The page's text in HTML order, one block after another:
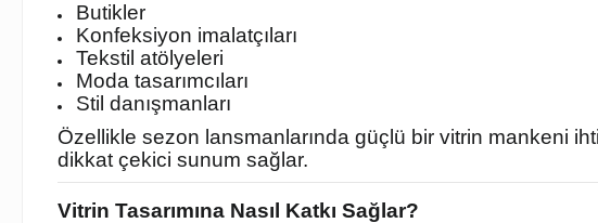
Butikler
Konfeksiyon imalatçıları
Tekstil atölyeleri
Moda tasarımcıları
Stil danışmanları
Özellikle sezon lansmanlarında güçlü bir vitrin mankeni
dikkat çekici sunum sağlar.
Vitrin Tasarımına Nasıl Katkı Sağlar?